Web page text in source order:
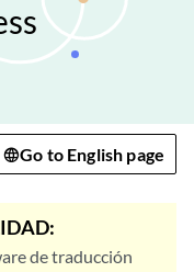
Go to English page
de traducción